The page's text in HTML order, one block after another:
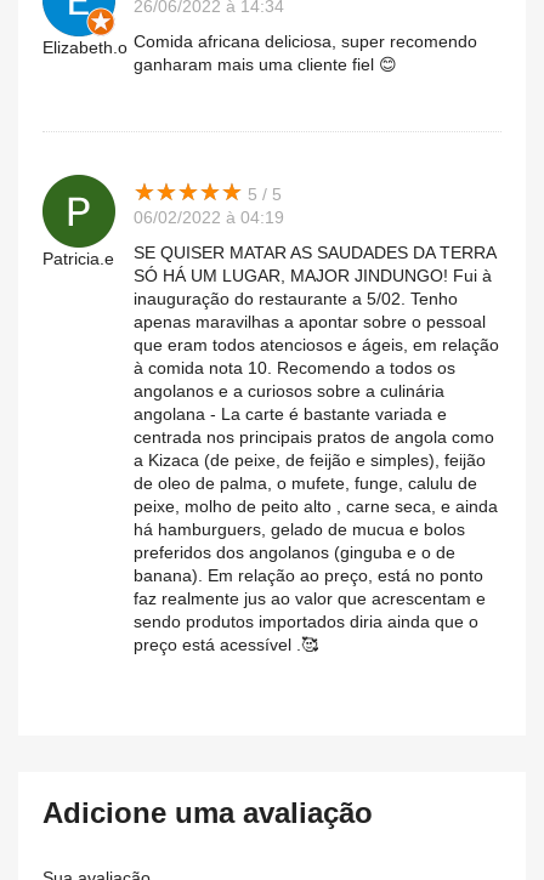
Elizabeth.o
26/06/2022 à 14:34
Comida africana deliciosa, super recomendo
ganharam mais uma cliente fiel 😊
Patricia.e
★★★★★
★★★★★ 5 / 5
06/02/2022 à 04:19
SE QUISER MATAR AS SAUDADES DA TERRA
SÓ HÁ UM LUGAR, MAJOR JINDUNGO! Fui à
inauguração do restaurante a 5/02. Tenho
apenas maravilhas a apontar sobre o pessoal
que eram todos atenciosos e ágeis, em relação
à comida nota 10. Recomendo a todos os
angolanos e a curiosos sobre a culinária
angolana - La carte é bastante variada e
centrada nos principais pratos de angola como
a Kizaca (de peixe, de feijão e simples), feijão
de oleo de palma, o mufete, funge, calulu de
peixe, molho de peito alto , carne seca, e ainda
há hamburguers, gelado de mucua e bolos
preferidos dos angolanos (ginguba e o de
banana). Em relação ao preço, está no ponto
faz realmente jus ao valor que acrescentam e
sendo produtos importados diria ainda que o
preço está acessível .🥰
Adicione uma avaliação